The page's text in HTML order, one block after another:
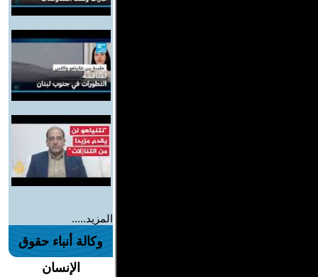
المزيد.....
وكالة أنباء حقوق
الإنسان